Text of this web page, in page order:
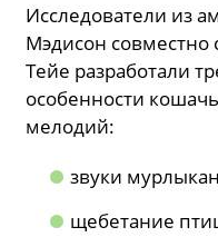
Исследователи из
Мэдисон
Тейе разработали
особенности
мелодий:
звуки
щебетание